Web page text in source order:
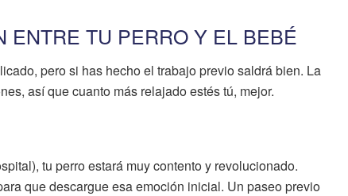
ENTRE TU PERRO Y EL BEBÉ
pero si has hecho el trabajo previo saldrá bien. La
así que cuanto más relajado estés tú, mejor.
tu perro estará muy contento y revolucionado.
que descargue esa emoción inicial. Un paseo previo